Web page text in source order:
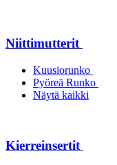
Niittimutterit
Kuusiorunko
Pyöreä Runko
Näytä kaikki
Kierreinsertit